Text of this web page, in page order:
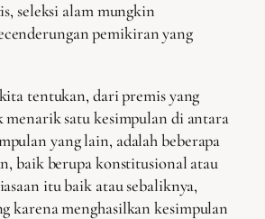
seleksi alam mungkin
pemikiran yang
tentukan, dari premis yang
satu kesimpulan di antara
yang lain, adalah beberapa
baik berupa konstitusional atau
itu baik atau sebaliknya,
karena menghasilkan kesimpulan